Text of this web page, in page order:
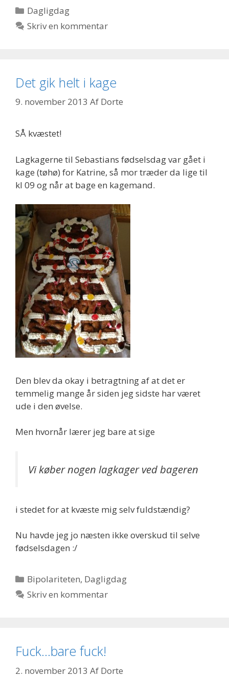
Kategorier
Dagligdag
Skriv en kommentar
Det gik helt i kage
9. november 2013 Af Dorte
SÅ kvæstet!
Lagkagerne til Sebastians fødselsdag var gået i
kage (tøhø) for Katrine, så mor træder da lige til
kl 09 og når at bage en kagemand.
Den blev da okay i betragtning af at det er
temmelig mange år siden jeg sidste har været
ude i den øvelse.
Men hvornår lærer jeg bare at sige
Vi køber nogen lagkager ved bageren
i stedet for at kvæste mig selv fuldstændig?
Nu havde jeg jo næsten ikke overskud til selve
fødselsdagen :/
Kategorier
Bipolariteten, Dagligdag
Skriv en kommentar
Fuck…bare fuck!
2. november 2013 Af Dorte